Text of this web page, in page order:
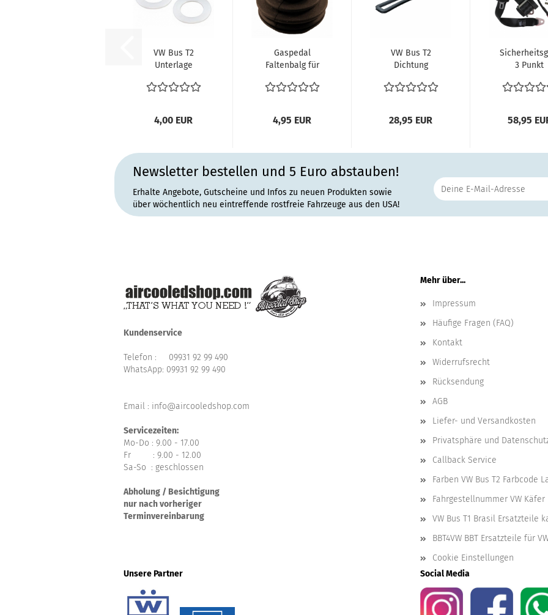
VW Bus T2
Unterlage
Spiegel
4,00 EUR
Gaspedal
Faltenbalg für
T1 T2 T2a T2b...
4,95 EUR
VW Bus T2
Dichtung
vorne für VW
28,95 EUR
3 Punkt
Fahrer
58,95
Newsletter bestellen und 5 Euro abstauben!
Erhalte Angebote, Gutscheine und Infos zu neuen Produkten sowie
über wöchentlich neu eintreffende rostfreie Fahrzeuge aus den USA!
Kundenservice
Telefon : 09931 92 99 490
WhatsApp: 09931 92 99 490
Email : info@aircooledshop.com
Servicezeiten:
Mo-Do : 9.00 - 17.00
Fr : 9.00 - 12.00
Sa-So : geschlossen
Abholung / Besichtigung
nur nach vorheriger
Terminvereinbarung
Mehr über...
Impressum
Häufige Fragen (FAQ)
Kontakt
Widerrufsrecht
Rücksendung
AGB
Liefer- und Versandkosten
Privatsphäre und
Callback Service
Farben VW Bus T2 Farbcode
Fahrgestellnummer VW Käfer
VW Bus T1 Brasil Ersatzteile
BBT4VW BBT Ersatzteile für
Cookie Einstellungen
Unsere Partner
Social Media